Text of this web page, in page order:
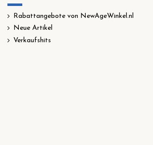
Rabattangebote von NewAgeWinkel.nl
Neue Artikel
Verkaufshits